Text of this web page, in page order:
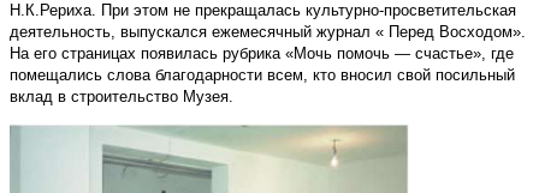
Н.К.Рериха. При этом не прекращалась культурно-просветительская
деятельность, выпускался ежемесячный журнал « Перед Восходом».
На его страницах появилась рубрика «Мочь помочь — счастье», где
помещались слова благодарности всем, кто вносил свой посильный
вклад в строительство Музея.